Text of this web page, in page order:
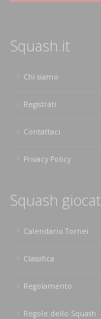
Squash.it
Chi siamo
Registrati
Contattaci
Privacy Policy
Squash
Calendario Tornei
Classifica
Regolamento
Regole dello Squash